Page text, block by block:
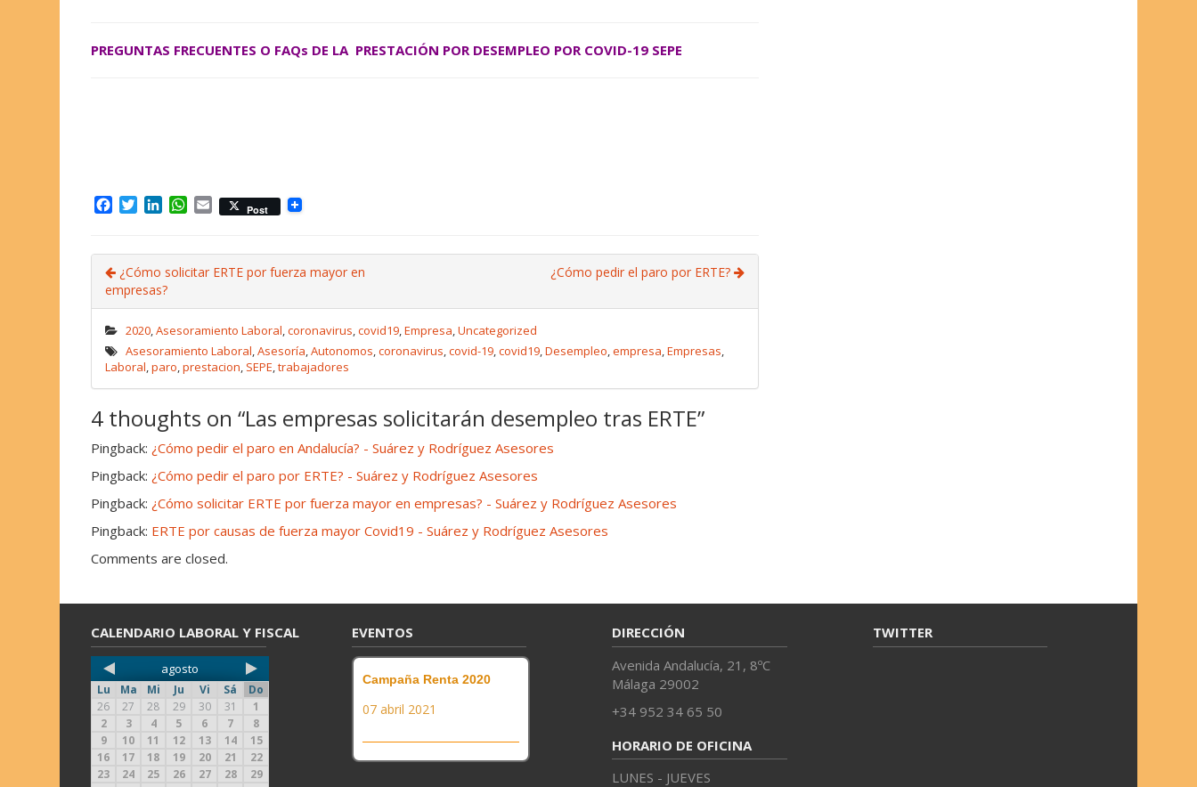
PREGUNTAS FRECUENTES O FAQs DE LA PRESTACIÓN POR DESEMPLEO POR COVID-19 SEPE
e
b
o
o
k
t
t
e
r
k
e
d
I
n
W
t
s
p
p
E
i
l
Post
¿Cómo solicitar ERTE por fuerza mayor en
empresas?
¿Cómo pedir el paro por ERTE?
2020,Asesoramiento Laboral,coronavirus,covid19,Empresa,Uncategorized
Asesoramiento Laboral,Asesoría,Autonomos,coronavirus,covid-19,covid19,Desempleo,empresa,Empresas,
Laboral,paro,prestacion, SEPE,trabajadores
4 thoughts on “Las empresas solicitarán desempleo tras ERTE”
Pingback: ¿Cómo pedir el paro en Andalucía? - Suárez y Rodríguez Asesores
Pingback: ¿Cómo pedir el paro por ERTE? - Suárez y Rodríguez Asesores
Pingback: ¿Cómo solicitar ERTE por fuerza mayor en empresas? - Suárez y Rodríguez Asesores
Pingback: ERTE por causas de fuerza mayor Covid19 - Suárez y Rodríguez Asesores
Comments are closed.
CALENDARIO LABORAL Y FISCAL
agosto
Lu Ma Mi Ju Vi Sá
Do
26
27 28 29 30 31
1
2
3 4 5 6 7
8
9
10 11 12 13 14
15
16
17 18 19 20 21
22
23
24 25 26 27 28
29
EVENTOS
Campaña Renta 2020
07 abril 2021
DIRECCIÓN
Avenida Andalucía, 21, 8ºC
Málaga 29002
+34 952 34 65 50
HORARIO DE OFICINA
LUNES - JUEVES
TWITTER